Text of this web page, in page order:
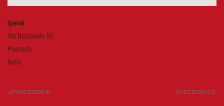
Iperal
Via Nazionale 55
Piantedo
Italia
PRECEDENTE SUCCESSIVO